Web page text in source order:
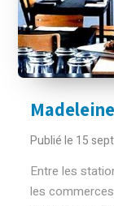
Publié le 15
Entre les
les